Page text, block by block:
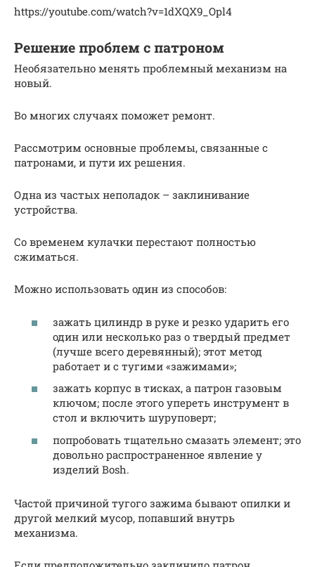
https://youtube.com/watch?v=1dXQX9_Opl4
Решение проблем с патроном
Необязательно менять проблемный механизм на
новый.
Во многих случаях поможет ремонт.
Рассмотрим основные проблемы, связанные с
патронами, и пути их решения.
Одна из частых неполадок – заклинивание
устройства.
Со временем кулачки перестают полностью
сжиматься.
Можно использовать один из способов:
зажать цилиндр в руке и резко ударить его
один или несколько раз о твердый предмет
(лучше всего деревянный); этот метод
работает и с тугими «зажимами»;
зажать корпус в тисках, а патрон газовым
ключом; после этого упереть инструмент в
стол и включить шуруповерт;
попробовать тщательно смазать элемент; это
довольно распространенное явление у
изделий Bosh.
Частой причиной тугого зажима бывают опилки и
другой мелкий мусор, попавший внутрь
механизма.